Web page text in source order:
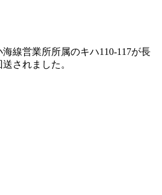
海線営業所所属のキハ110-117が長
されました。